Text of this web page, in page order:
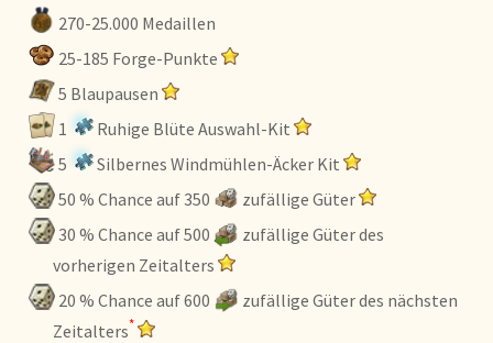
270-25.000 Medaillen
25-185 Forge-Punkte
5 Blaupausen
1
Ruhige Blüte Auswahl-Kit
5
Silbernes Windmühlen-Äcker Kit
50 % Chance auf 350
zufällige Güter
30 % Chance auf 500
zufällige Güter des
vorherigen Zeitalters
20 % Chance auf 600
zufällige Güter des nächsten
Zeitalters*